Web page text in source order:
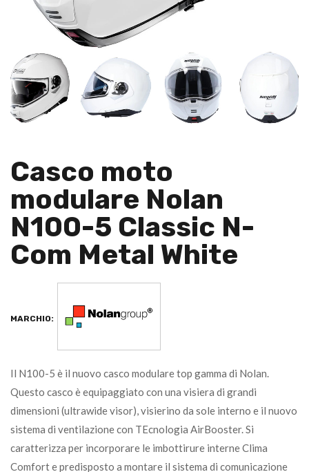
Casco moto
modulare Nolan
N100-5 Classic N-
Com Metal White
MARCHIO:
Il N100-5 è il nuovo casco modulare top gamma di Nolan.
Questo casco è equipaggiato con una visiera di grandi
dimensioni (ultrawide visor), visierino da sole interno e il nuovo
sistema di ventilazione con TEcnologia AirBooster. Si
caratterizza per incorporare le imbottirure interne Clima
Comfort e predisposto a montare il sistema di comunicazione